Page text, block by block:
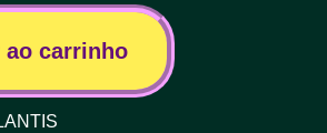
ao carrinho